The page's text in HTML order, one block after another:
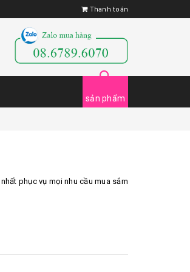
Thanh toán
sản phẩm
phục vụ mọi nhu cầu mua sắm